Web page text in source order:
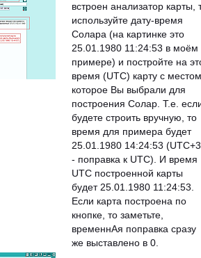
встроен анализатор карты,
используйте дату-время
Солара (на картинке это
25.01.1980 11:24:53 в моём
примере) и постройте на
время (UTC) карту с
которое Вы выбрали для
построения Солар. Т.е.
будете строить вручную, то
время для примера будет
25.01.1980 14:24:53
- поправка к UTC). И время
UTC построенной карты
будет 25.01.1980 11:24:53.
Если карта построена по
кнопке, то заметьте,
временнАя поправка сразу
же выставлено в 0.